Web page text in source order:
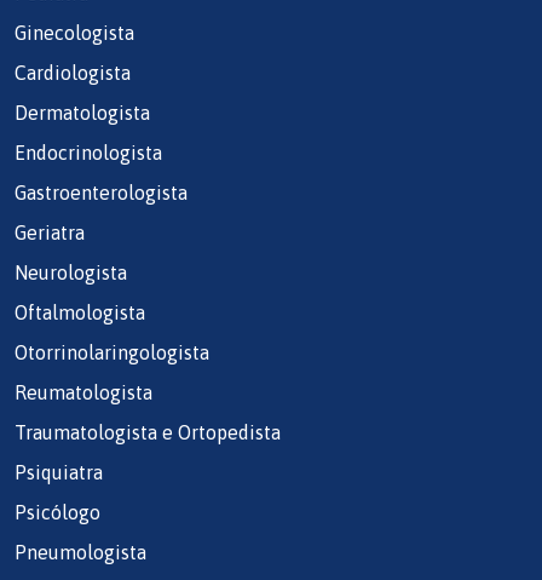
Ginecologista
Cardiologista
Dermatologista
Endocrinologista
Gastroenterologista
Geriatra
Neurologista
Oftalmologista
Otorrinolaringologista
Reumatologista
Traumatologista e Ortopedista
Psiquiatra
Psicólogo
Pneumologista